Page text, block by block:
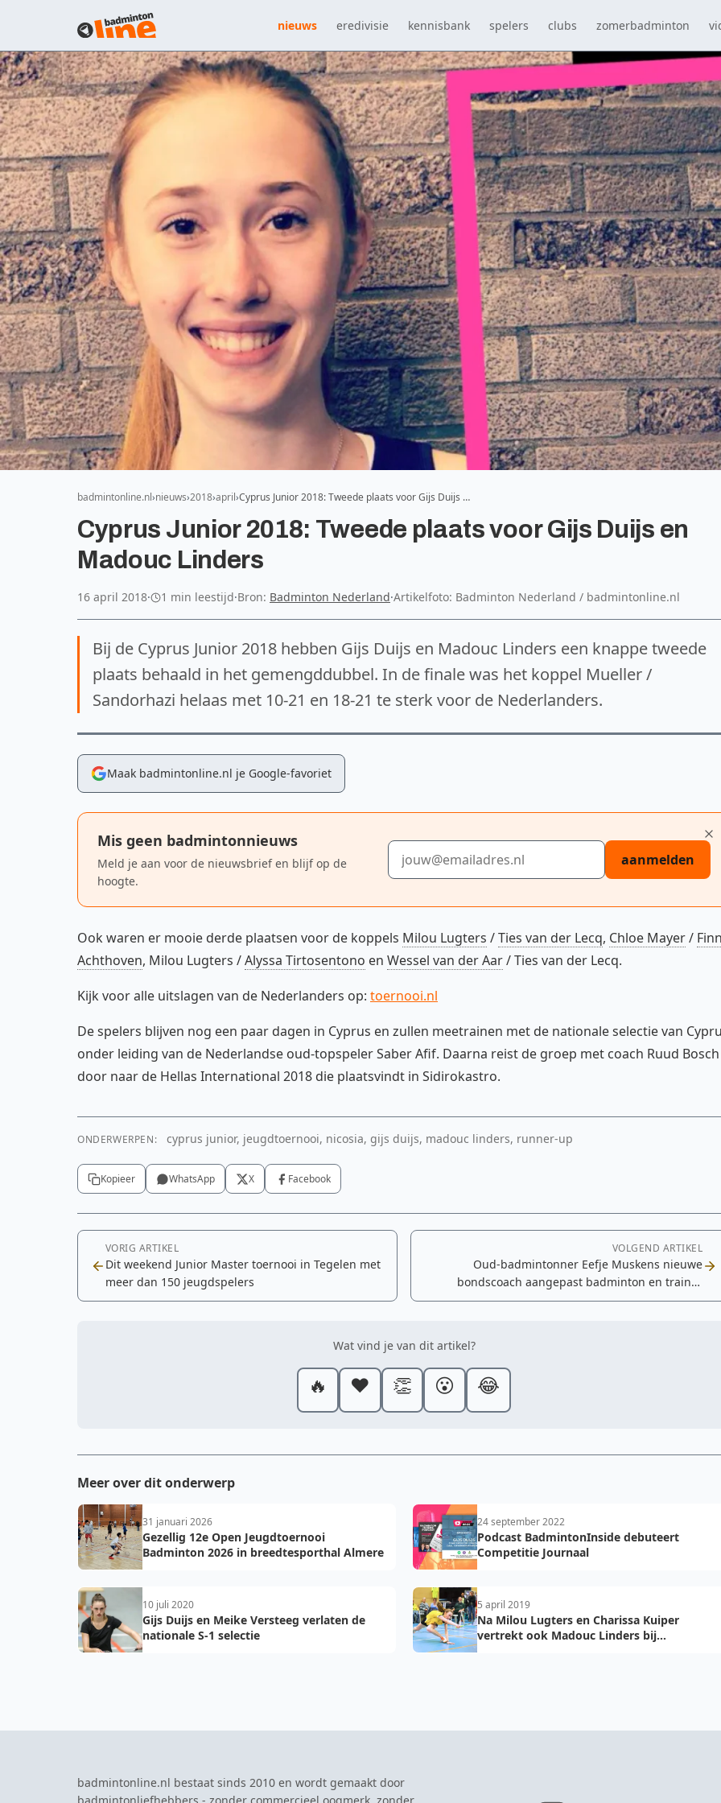
nieuws eredivisie kennisbank spelers clubs zomerbadminton
badmintonline.nl nieuws 2018 april Cyprus Junior 2018: Tweede plaats voor Gijs Duijs …
Cyprus Junior 2018: Tweede plaats voor Gijs Duijs en
Madouc Linders
16 april 2018· 1 min leestijd·Bron: Badminton Nederland·Artikelfoto: Badminton Nederland / badmintonline.nl
Bij de Cyprus Junior 2018 hebben Gijs Duijs en Madouc Linders een knappe tweede
plaats behaald in het gemengddubbel. In de finale was het koppel Mueller /
Sandorhazi helaas met 10-21 en 18-21 te sterk voor de Nederlanders.
Maak badmintonline.nl je Google-favoriet
Mis geen badmintonnieuws
Meld je aan voor de nieuwsbrief en blijf op de
hoogte.
E-mailadres
aanmelden
Ook waren er mooie derde plaatsen voor de koppels Milou Lugters /Ties van der Lecq, Chloe Mayer/
Achthoven, Milou Lugters /Alyssa Tirtosentono en Wessel van der Aar/ Ties van der Lecq.
Kijk voor alle uitslagen van de Nederlanders op: toernooi.nl
De spelers blijven nog een paar dagen in Cyprus en zullen meetrainen met de nationale selectie van
onder leiding van de Nederlandse oud-topspeler Saber Afif. Daarna reist de groep met coach Ruud Bosch
door naar de Hellas International 2018 die plaatsvindt in Sidirokastro.
ONDERWERPEN: cyprus junior, jeugdtoernooi, nicosia, gijs duijs, madouc linders, runner-up
Kopieer WhatsApp X Facebook
VORIG ARTIKEL
Dit weekend Junior Master toernooi in Tegelen met
meer dan 150 jeugdspelers
VOLGEND ARTIKEL
Oud-badmintonner Eefje Muskens nieuwe
bondscoach aangepast badminton en trainer
regionaal trainingscentrum Arnhem
Wat vind je van dit artikel?
🔥 ❤️ 👏 😮 😂
Meer over dit onderwerp
31 januari 2026
Gezellig 12e Open Jeugdtoernooi
Badminton 2026 in breedtesporthal Almere
24 september 2022
Podcast BadmintonInside debuteert
Competitie Journaal
10 juli 2020
Gijs Duijs en Meike Versteeg verlaten de
nationale S-1 selectie
5 april 2019
Na Milou Lugters en Charissa Kuiper
vertrekt ook Madouc Linders bij
badmintonline.nl bestaat sinds 2010 en wordt gemaakt door